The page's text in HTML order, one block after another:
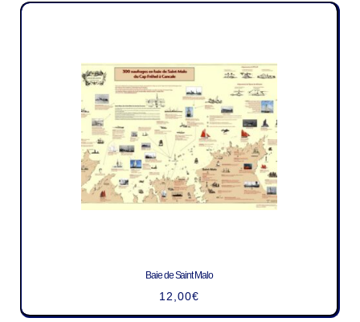
Baie de Saint Malo
12,00€